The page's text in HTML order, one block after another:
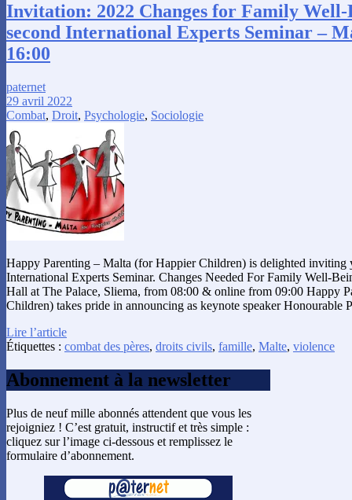
Invitation: 2022 Changes for Family Well-
second International Experts Seminar –
16:00
paternet
29 avril 2022
Combat, Droit, Psychologie, Sociologie
Happy Parenting – Malta (for Happier Children) is delighted inviting
International Experts Seminar. Changes Needed For Family Well-
Hall at The Palace, Sliema, from 08:00 & online from 09:00 Happy
Children) takes pride in announcing as keynote speaker
Lire l’article
Étiquettes : combat des pères, droits civils, famille, Malte, violence
Abonnement à la newsletter
Plus de neuf mille abonnés attendent que vous les
rejoigniez ! C’est gratuit, instructif et très simple :
cliquez sur l’image ci-dessous et remplissez le
formulaire d’abonnement.